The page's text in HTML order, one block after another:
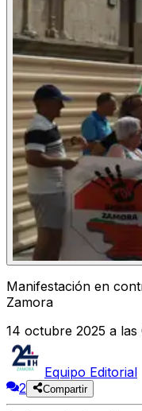
Manifestación en
Zamora
14 octubre 2025 a las
Equipo Editorial
2
Compartir